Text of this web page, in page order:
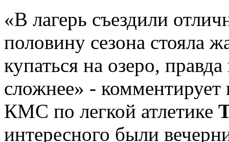
«В лагерь съездили
половину сезона стояла
купаться на озеро,
сложнее» - комментирует
КМС по легкой атлетике
интересного были